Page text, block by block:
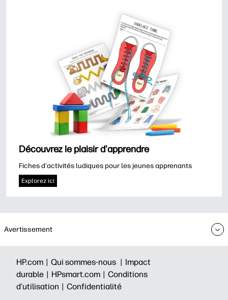
Découvrez le plaisir d'apprendre
Fiches d'activités ludiques pour les jeunes apprenants
Explorez ici
Avertissement
HP.com | Qui sommes-nous | Impact
durable | HPsmart.com | Conditions
d’utilisation | Confidentialité